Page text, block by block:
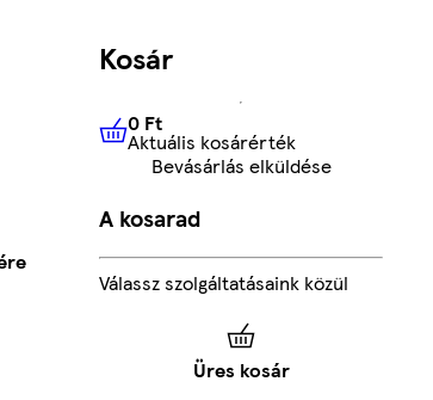
Kosár
0 FtAktuális kosárérték
0 Ft
Aktuális kosárérték
Bevásárlás elküldése
A kosarad
Válassz szolgáltatásaink közül
Üres kosár